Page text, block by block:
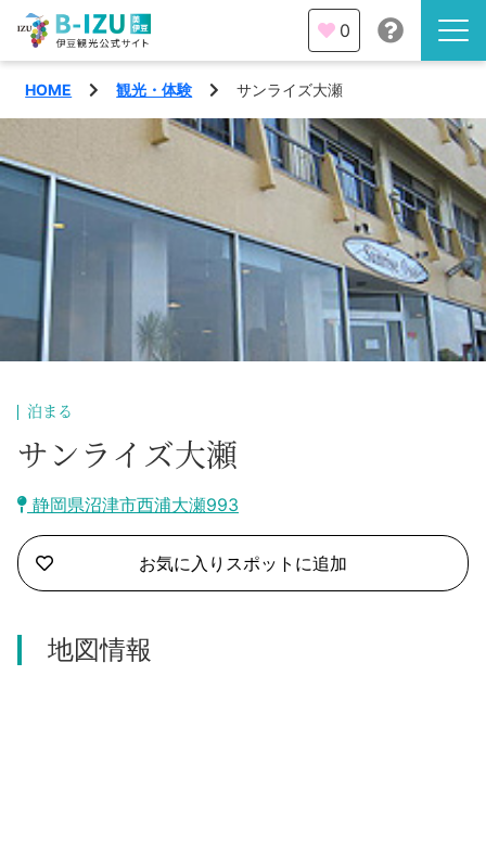
伊豆半島を知る
みる
あそぶ
あじわう
観光・体験
イベント
エリア
熱海市
沼津市
三島市
函南町
特集
旅の計画
モデルコース
宿泊・予約
日本語
0
HOME 観光・体験 サンライズ大瀬
泊まる
サンライズ大瀬
静岡県沼津市西浦大瀬993
お気に入りスポットに追加
地図情報